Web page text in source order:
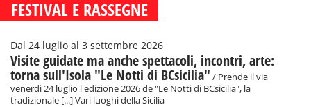
FESTIVAL E RASSEGNE
Dal 24 luglio al 3 settembre 2026
Visite guidate ma anche spettacoli, incontri, arte:
torna sull'Isola "Le Notti di BCsicilia" / Prende il via
venerdì 24 luglio l'edizione 2026 de "Le Notti di BCsicilia", la
tradizionale [...] Vari luoghi della Sicilia